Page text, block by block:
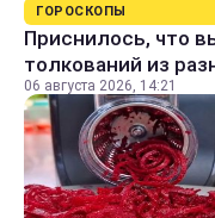
ГОРОСКОПЫ
Приснилось, что
толкований из
06 августа 2026, 14:21